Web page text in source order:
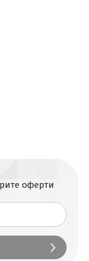
оферти